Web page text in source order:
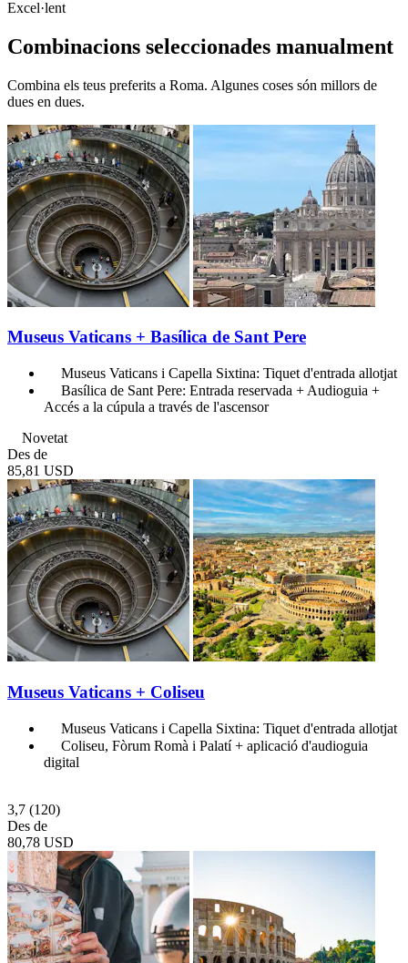
Excel·lent
Combinacions seleccionades manualment
Combina els teus preferits a Roma. Algunes coses són millors de
dues en dues.
Museus Vaticans + Basílica de Sant Pere
Museus Vaticans i Capella Sixtina: Tiquet d'entrada allotjat
Basílica de Sant Pere: Entrada reservada + Audioguia +
Accés a la cúpula a través de l'ascensor
Novetat
Des de
85,81 USD
Museus Vaticans + Coliseu
Museus Vaticans i Capella Sixtina: Tiquet d'entrada allotjat
Coliseu, Fòrum Romà i Palatí + aplicació d'audioguia
digital
3,7 (120)
Des de
80,78 USD